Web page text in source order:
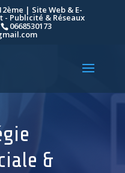
| Site Web & E-
- Publicité & Réseaux
0668530173
&